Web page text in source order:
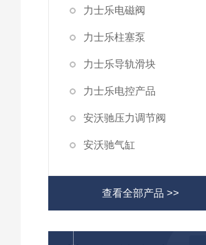
力士乐电磁阀
力士乐柱塞泵
力士乐导轨滑块
力士乐电控产品
安沃驰压力调节阀
安沃驰气缸
查看全部产品 >>